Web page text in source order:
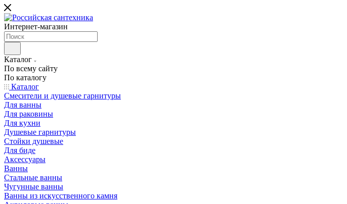
Интернет-магазин
Каталог
По всему сайту
По каталогу
Каталог
Смесители и душевые гарнитуры
Для ванны
Для раковины
Для кухни
Душевые гарнитуры
Стойки душевые
Для биде
Аксессуары
Ванны
Стальные ванны
Чугунные ванны
Ванны из искусственного камня